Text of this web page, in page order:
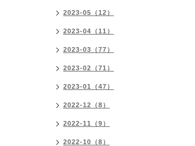
2023-05（12）
2023-04（11）
2023-03（77）
2023-02（71）
2023-01（47）
2022-12（8）
2022-11（9）
2022-10（8）